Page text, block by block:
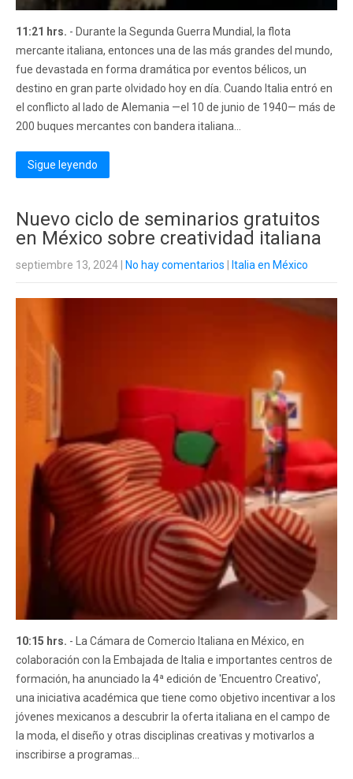
11:21 hrs. - Durante la Segunda Guerra Mundial, la flota
mercante italiana, entonces una de las más grandes del mundo,
fue devastada en forma dramática por eventos bélicos, un
destino en gran parte olvidado hoy en día. Cuando Italia entró en
el conflicto al lado de Alemania —el 10 de junio de 1940— más de
200 buques mercantes con bandera italiana...
Sigue leyendo
Nuevo ciclo de seminarios gratuitos
en México sobre creatividad italiana
septiembre 13, 2024 No hay comentarios Italia en México
10:15 hrs. - La Cámara de Comercio Italiana en México, en
colaboración con la Embajada de Italia e importantes centros de
formación, ha anunciado la 4ª edición de 'Encuentro Creativo',
una iniciativa académica que tiene como objetivo incentivar a los
jóvenes mexicanos a descubrir la oferta italiana en el campo de
la moda, el diseño y otras disciplinas creativas y motivarlos a
inscribirse a programas...